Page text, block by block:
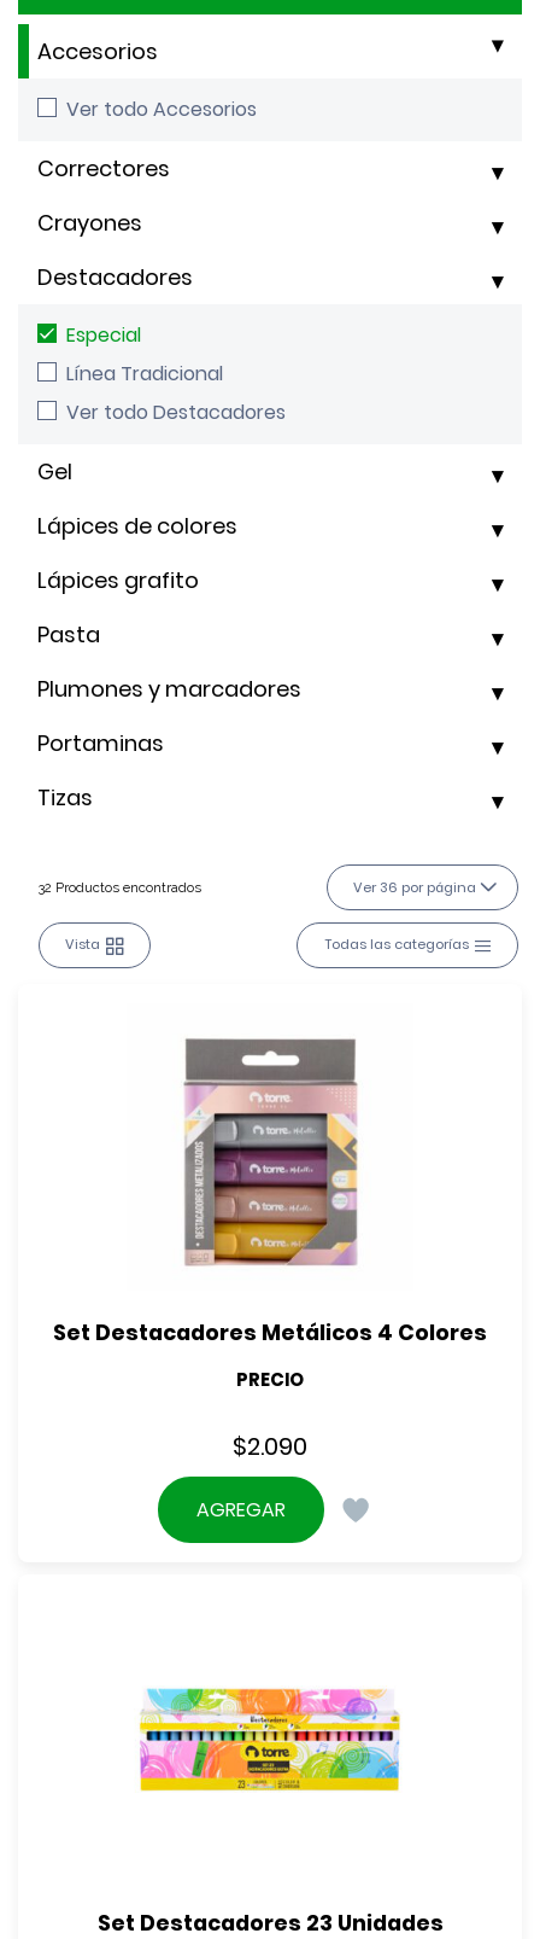
Ver todo Accesorios
Accesorios
Correctores
Crayones
Especial
Línea Tradicional
Ver todo Destacadores
Destacadores
Gel
Lápices de colores
Lápices grafito
Pasta
Plumones y marcadores
Portaminas
Tizas
32 Productos encontrados Ver 36 por página
Vista Todas las categorías
Set Destacadores Metálicos 4 Colores
PRECIO
$2.090
AGREGAR
Set Destacadores 23 Unidades